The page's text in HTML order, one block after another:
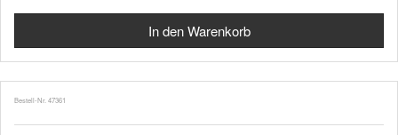
Bestell-Nr. 47361